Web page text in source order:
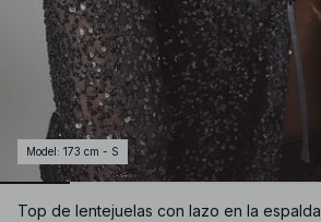
Model : 173 cm - S
Top de lentejuelas con lazo en la espalda